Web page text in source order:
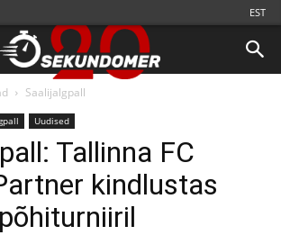
EST
Saalijalgpall
Uudised
Tallinna FC
kindlustas